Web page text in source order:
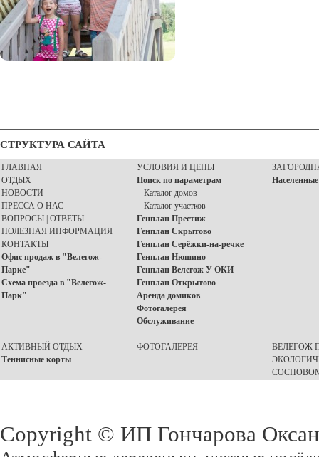
СТРУКТУРА САЙТА
ГЛАВНАЯ
ОТДЫХ
НОВОСТИ
ПРЕССА О НАС
ВОПРОСЫ | ОТВЕТЫ
ПОЛЕЗНАЯ ИНФОРМАЦИЯ
КОНТАКТЫ
Офис продаж в "Велегож-
Парке"
Схема проезда в "Велегож-
Парк"
УСЛОВИЯ И ЦЕНЫ
Поиск по параметрам
Каталог домов
Каталог участков
Генплан Престиж
Генплан Скрытово
Генплан Серёжки-на-речке
Генплан Нюшино
Генплан Велегож У ОКИ
Генплан Открытово
Аренда домиков
Фотогалерея
Обслуживание
АКТИВНЫЙ ОТДЫХ
Теннисные корты
ФОТОГАЛЕРЕЯ
ВЕЛЕГОЖ
Copyright © ИП Гончарова